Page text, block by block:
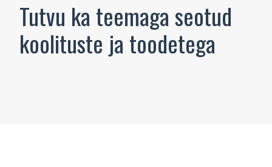
Tutvu ka teemaga seotud
koolituste ja toodetega